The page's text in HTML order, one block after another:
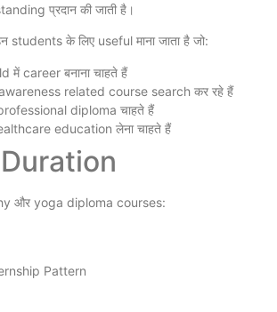
प्रदान की जाती है।
के लिए useful माना जाता है जो:
में career बनाना चाहते हैं
related course search कर रहे हैं
diploma चाहते हैं
education लेना चाहते हैं
और yoga diploma courses:
Pattern